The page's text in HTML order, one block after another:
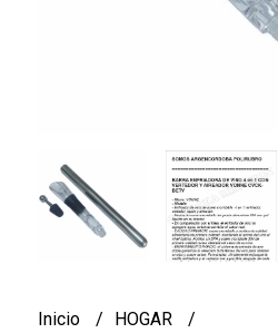
Inicio
HOGAR